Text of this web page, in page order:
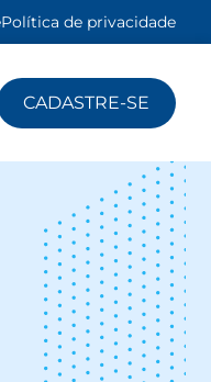
Política de privacidade
CADASTRE-SE